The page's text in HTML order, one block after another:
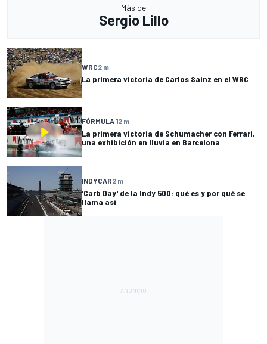
Más de
Sergio Lillo
WRC2 m
La primera victoria de Carlos Sainz en el WRC
FÓRMULA 12 m
La primera victoria de Schumacher con Ferrari,
una exhibición en lluvia en Barcelona
INDYCAR2 m
'Carb Day' de la Indy 500: qué es y por qué se
llama así